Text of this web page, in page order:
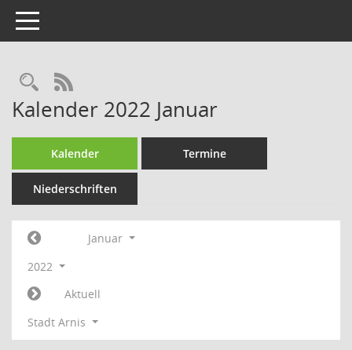
Toggle navigation
Rechercheauswahl
RSS-Feed
Kalender 2022 Januar
Kalender Termine
Niederschriften
Januar
2022
Aktuell
Stadt Arnis